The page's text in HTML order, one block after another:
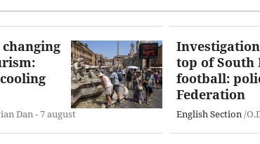
Dan -7 august
top of South
football:
Federation
English Section /